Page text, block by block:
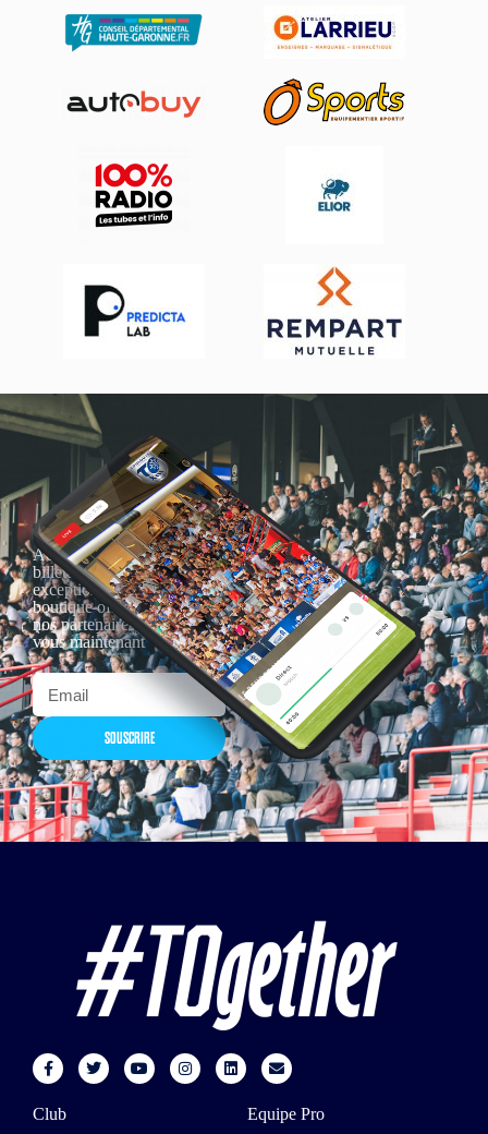
Actualités, nouveautés,
billetterie, remises
exceptionnelles dans la
boutique officielles & chez
nos partenaires… Inscrivez-
vous maintenant
SOUSCRIRE
Club Equipe Pro